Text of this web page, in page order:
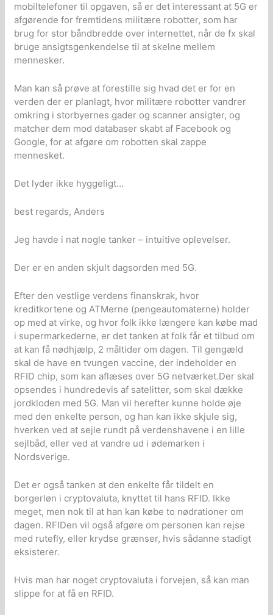
mobiltelefoner til opgaven, så er det interessant at 5G er
afgørende for fremtidens militære robotter, som har
brug for stor båndbredde over internettet, når de fx skal
bruge ansigtsgenkendelse til at skelne mellem
mennesker.
Man kan så prøve at forestille sig hvad det er for en
verden der er planlagt, hvor militære robotter vandrer
omkring i storbyernes gader og scanner ansigter, og
matcher dem mod databaser skabt af Facebook og
Google, for at afgøre om robotten skal zappe
mennesket.
Det lyder ikke hyggeligt…
best regards, Anders
Jeg havde i nat nogle tanker – intuitive oplevelser.
Der er en anden skjult dagsorden med 5G.
Efter den vestlige verdens finanskrak, hvor
kreditkortene og ATMerne (pengeautomaterne) holder
op med at virke, og hvor folk ikke længere kan købe mad
i supermarkederne, er det tanken at folk får et tilbud om
at kan få nødhjælp, 2 måltider om dagen. Til gengæld
skal de have en tvungen vaccine, der indeholder en
RFID chip, som kan aflæses over 5G netværket.Der skal
opsendes i hundredevis af satelitter, som skal dække
jordkloden med 5G. Man vil herefter kunne holde øje
med den enkelte person, og han kan ikke skjule sig,
hverken ved at sejle rundt på verdenshavene i en lille
sejlbåd, eller ved at vandre ud i ødemarken i
Nordsverige.
Det er også tanken at den enkelte får tildelt en
borgerløn i cryptovaluta, knyttet til hans RFID. Ikke
meget, men nok til at han kan købe to nødrationer om
dagen. RFIDen vil også afgøre om personen kan rejse
med rutefly, eller krydse grænser, hvis sådanne stadigt
eksisterer.
Hvis man har noget cryptovaluta i forvejen, så kan man
slippe for at få en RFID.